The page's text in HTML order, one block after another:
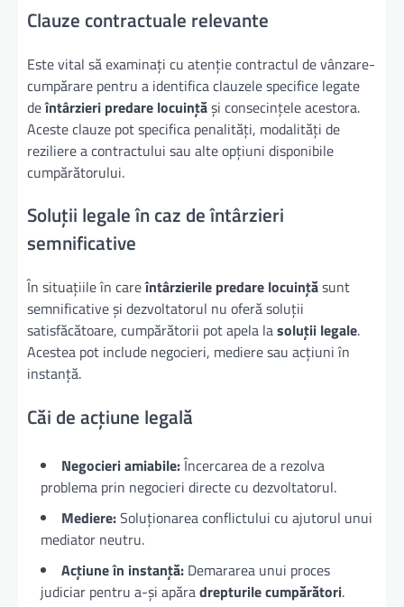
Clauze contractuale relevante
Este vital să examinați cu atenție contractul de vânzare-
cumpărare pentru a identifica clauzele specifice legate
deîntârzieri predare locuințăși consecințele acestora.
Aceste clauze pot specifica penalități, modalități de
reziliere a contractului sau alte opțiuni disponibile
cumpărătorului.
Soluții legale în caz de întârzieri
semnificative
În situațiile în careîntârzierile predare locuințăsunt
semnificative și dezvoltatorul nu oferă soluții
satisfăcătoare, cumpărătorii pot apela lasoluții legale.
Acestea pot include negocieri, mediere sau acțiuni în
instanță.
Căi de acțiune legală
Negocieri amiabile:Încercarea de a rezolva
problema prin negocieri directe cu dezvoltatorul.
Mediere:Soluționarea conflictului cu ajutorul unui
mediator neutru.
Acțiune în instanță: Demararea unui proces
judiciar pentru a-și apăradrepturile cumpărători.